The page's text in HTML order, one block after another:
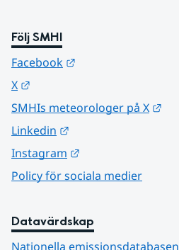
Följ SMHI
Facebook
X
SMHIs meteorologer på X
Linkedin
Instagram
Policy för sociala medier
Datavärdskap
Nationella emissionsdatabasen